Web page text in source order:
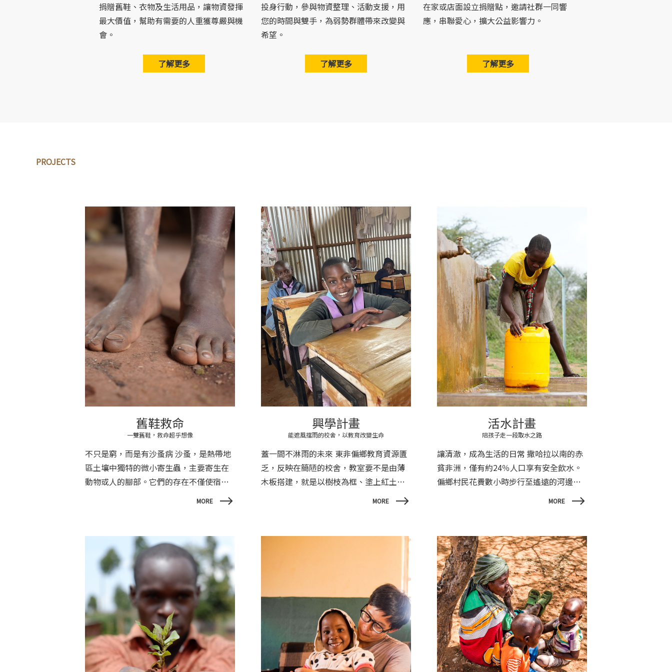
捐贈舊鞋、衣物及生活用品，讓物資發揮
最大價值，幫助有需要的人重獲尊嚴與機
會。
了解更多
投身行動，參與物資整理、活動支援，用
您的時間與雙手，為弱勢群體帶來改變與
希望。
了解更多
在家或店面設立捐贈點，邀請社群一同響
應，串聯愛心，擴大公益影響力。
了解更多
PROJECTS
舊鞋救命
一雙舊鞋，救命超乎想像
不只是窮，而是有沙蚤病 沙蚤，是熱帶地
區土壤中獨特的微小寄生蟲，主要寄生在
動物或人的腳部。它們的存在不僅使宿主
皮膚紅腫潰爛，甚至增加感染其他疾病的
學，甚至會被貼上「被詛咒」的標籤，遭
到群體的排斥，導致他們選擇躲進家裡，
不敢外出接受治療。
MORE
興學計畫
能遮風擋雨的校舍，以教育改變生命
蓋一間不淋雨的未來 東非偏鄉教育資源匱
乏，反映在簡陋的校舍，教室要不是由薄
木板搭建，就是以樹枝為框、塗上紅土，
結構相當脆弱，每當滂沱大雨落下，紅土
響甚至大到無法聽到老師的聲音，課程常
MORE
活水計畫
陪孩子走一段取水之路
讓清澈，成為生活的日常 撒哈拉以南的赤
貧非洲，僅有約24％人口享有安全飲水。
偏鄉村民花費數小時步行至遙遠的河邊取
水，路途上翻山越嶺，提心吊膽提防毒蛇
受死亡威脅；許多偏鄉診所也因缺乏淨水
設施，無法維持病患或醫護人員的基本衛
生保健。
MORE